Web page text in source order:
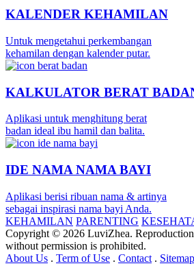
KALENDER KEHAMILAN
Untuk mengetahui perkembangan
kehamilan dengan kalender putar.
KALKULATOR BERAT
Aplikasi untuk menghitung berat
badan ideal ibu hamil dan balita.
IDE NAMA NAMA BAYI
Aplikasi berisi ribuan nama & artinya
sebagai inspirasi nama bayi Anda.
KEHAMILAN PARENTING
Copyright © 2026 LuviZhea.
without permission is prohibited.
About Us . Term of Use . Contact . Sitemap